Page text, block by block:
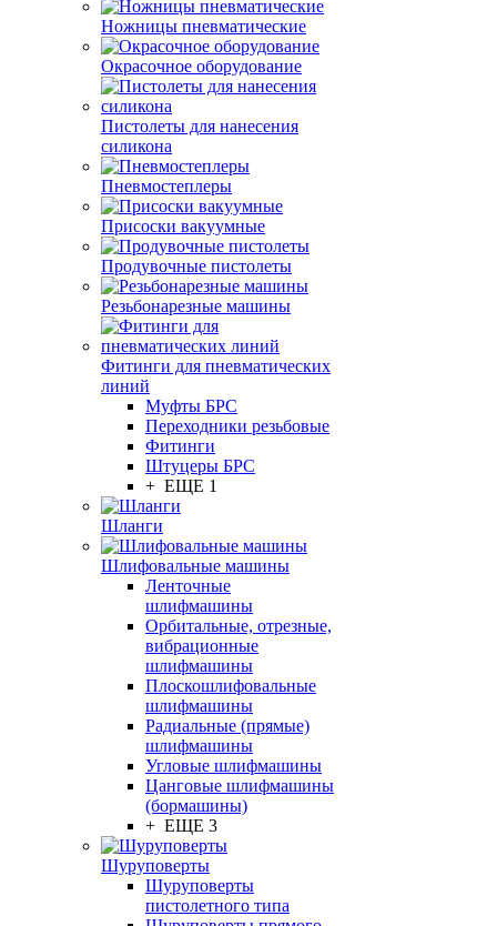
Ножницы пневматические
Окрасочное оборудование
Пистолеты для нанесения
силикона
Пневмостеплеры
Присоски вакуумные
Продувочные пистолеты
Резьбонарезные машины
Фитинги для пневматических
линий
Муфты БРС
Переходники резьбовые
Фитинги
Штуцеры БРС
+ ЕЩЕ 1
Шланги
Шлифовальные машины
Ленточные
шлифмашины
Орбитальные, отрезные,
вибрационные
шлифмашины
Плоскошлифовальные
шлифмашины
Радиальные (прямые)
шлифмашины
Угловые шлифмашины
Цанговые шлифмашины
(бормашины)
+ ЕЩЕ 3
Шуруповерты
Шуруповерты
пистолетного типа